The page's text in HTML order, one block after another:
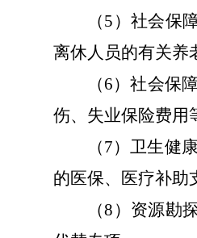
（5 ）社会保
离休人员的有关养
（6）社会保
伤、失业保险费用
（7）卫生健
的医保、医疗补助
（8 ）资源勘